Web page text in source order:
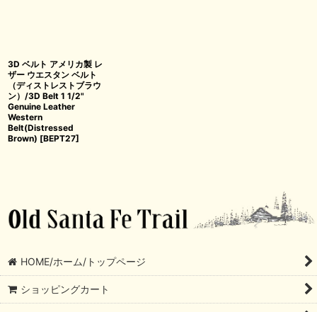
3D ベルト アメリカ製 レ
ザー ウエスタン ベルト
（ディストレストブラウ
ン）/3D Belt 1 1/2"
Genuine Leather
Western
Belt(Distressed
Brown) [BEPT27]
HOME/ホーム/トップページ
ショッピングカート